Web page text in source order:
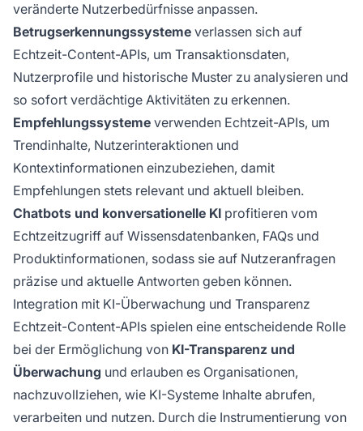
veränderte Nutzerbedürfnisse anpassen.
Betrugserkennungssysteme verlassen sich auf
Echtzeit-Content-APIs, um Transaktionsdaten,
Nutzerprofile und historische Muster zu analysieren und
so sofort verdächtige Aktivitäten zu erkennen.
Empfehlungssysteme verwenden Echtzeit-APIs, um
Trendinhalte, Nutzerinteraktionen und
Kontextinformationen einzubeziehen, damit
Empfehlungen stets relevant und aktuell bleiben.
Chatbots und konversationelle KI profitieren vom
Echtzeitzugriff auf Wissensdatenbanken, FAQs und
Produktinformationen, sodass sie auf Nutzeranfragen
präzise und aktuelle Antworten geben können.
Integration mit KI-Überwachung und Transparenz
Echtzeit-Content-APIs spielen eine entscheidende Rolle
bei der Ermöglichung von KI-Transparenz und
Überwachung und erlauben es Organisationen,
nachzuvollziehen, wie KI-Systeme Inhalte abrufen,
verarbeiten und nutzen. Durch die Instrumentierung von